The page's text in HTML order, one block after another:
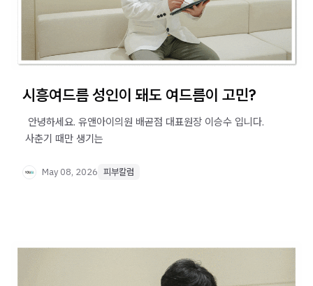
시흥여드름 성인이 돼도 여드름이 고민?
​ ​ 안녕하세요. 유앤아이의원 배곧점 대표원장 이승수 입니다. ​
​ 사춘기 때만 생기는
May 08, 2026 피부칼럼